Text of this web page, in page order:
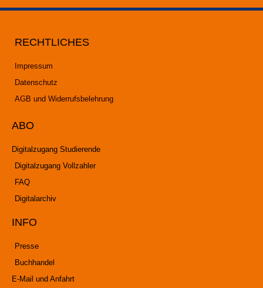
RECHTLICHES
Impressum
Datenschutz
AGB und Widerrufsbelehrung
ABO
Digitalzugang Studierende
Digitalzugang Vollzahler
FAQ
Digitalarchiv
INFO
Presse
Buchhandel
E-Mail und Anfahrt